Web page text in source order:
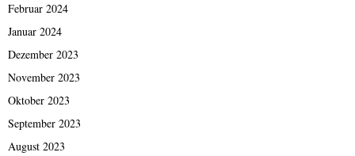
Februar 2024
Januar 2024
Dezember 2023
November 2023
Oktober 2023
September 2023
August 2023